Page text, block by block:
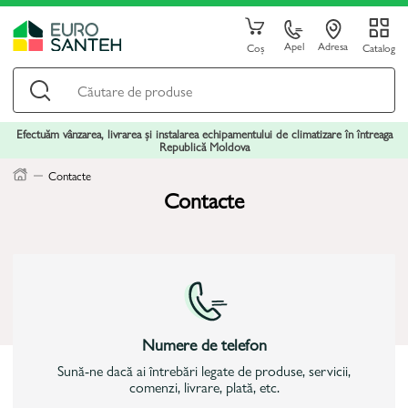
Coș Apel Adresa Catalog
Efectuăm vânzarea, livrarea și instalarea echipamentului de climatizare în întreaga
Republică Moldova
Contacte
Contacte
Numere de telefon
Sună-ne dacă ai întrebări legate de produse, servicii,
comenzi, livrare, plată, etc.